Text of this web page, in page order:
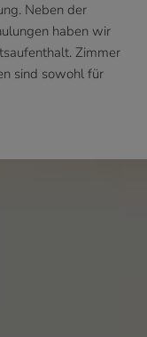
Neben der
haben wir
Zimmer
sind sowohl für